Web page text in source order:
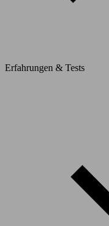
Erfahrungen & Tests